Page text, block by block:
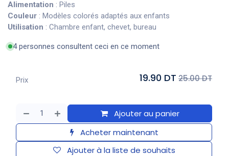
Alimentation : Piles
Couleur : Modèles colorés adaptés aux enfants
Utilisation : Chambre enfant, chevet, bureau
4 personnes consultent ceci en ce moment
Ajouter au panier
Acheter maintenant
Ajouter à la liste de souhaits
Prix 19.90 DT 25.00 DT